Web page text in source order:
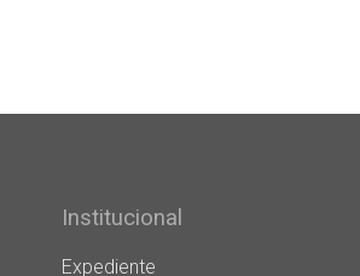
Institucional
Expediente